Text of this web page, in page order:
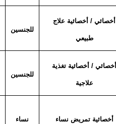
أخصائي / أخصائية علاج
طبيعي
للجنسين
أخصائي / أخصائية تغذية
علاجية
للجنسين
أخصائية تمريض نساء نساء